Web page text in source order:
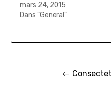
mars 24, 2015
Dans "General"
Navigation
de
←